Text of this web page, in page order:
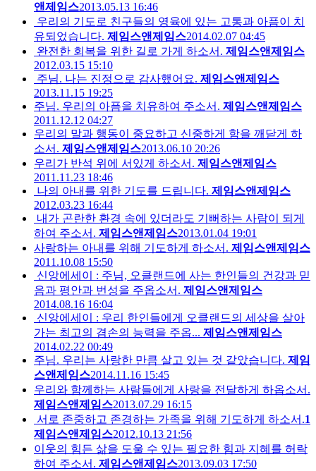
앤제임스2013.05.13 16:46
우리의 기도로 친구들의 영육에 있는 고통과 아픔이 치
유되었습니다. 제임스앤제임스2014.02.07 04:45
완전한 회복을 위한 길로 가게 하소서. 제임스앤제임스
2012.03.15 15:10
주님. 나는 진정으로 감사했어요. 제임스앤제임스
2013.11.15 19:25
주님. 우리의 아픔을 치유하여 주소서. 제임스앤제임스
2011.12.12 04:27
우리의 말과 행동이 중요하고 신중하게 함을 깨닫게 하
소서. 제임스앤제임스2013.06.10 20:26
우리가 반석 위에 서있게 하소서. 제임스앤제임스
2011.11.23 18:46
나의 아내를 위한 기도를 드립니다. 제임스앤제임스
2012.03.23 16:44
내가 곤란한 환경 속에 있더라도 기뻐하는 사람이 되게
하여 주소서. 제임스앤제임스2013.01.04 19:01
사랑하는 아내를 위해 기도하게 하소서. 제임스앤제임스
2011.10.08 15:50
신앙에세이 : 주님, 오클랜드에 사는 한인들의 건강과 믿
음과 평안과 번성을 주옵소서. 제임스앤제임스
2014.08.16 16:04
신앙에세이 : 우리 한인들에게 오클랜드의 세상을 살아
가는 최고의 겸손의 능력을 주옵... 제임스앤제임스
2014.02.22 00:49
주님. 우리는 사랑한 만큼 살고 있는 것 같았습니다. 제임
스앤제임스2014.11.16 15:45
우리와 함께하는 사람들에게 사랑을 전달하게 하옵소서.
제임스앤제임스2013.07.29 16:15
서로 존중하고 존경하는 가족을 위해 기도하게 하소서.1
제임스앤제임스2012.10.13 21:56
이웃의 힘든 삶을 도울 수 있는 필요한 힘과 지혜를 허락
하여 주소서. 제임스앤제임스2013.09.03 17:50